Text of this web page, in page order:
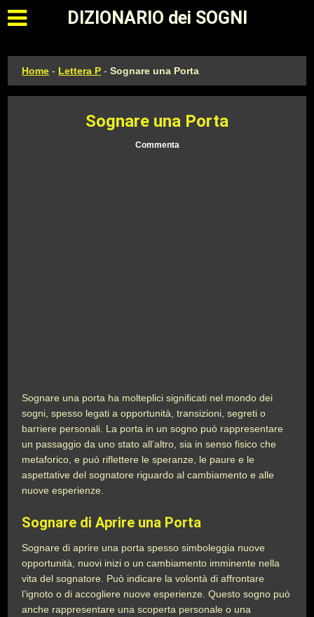
Apri il menu principale
DIZIONARIO dei SOGNI
Home - Lettera P -Sognare una Porta
Sognare una Porta
Commenta
Sognare una porta ha molteplici significati nel mondo dei
sogni, spesso legati a opportunità, transizioni, segreti o
barriere personali. La porta in un sogno può rappresentare
un passaggio da uno stato all’altro, sia in senso fisico che
metaforico, e può riflettere le speranze, le paure e le
aspettative del sognatore riguardo al cambiamento e alle
nuove esperienze.
Sognare di Aprire una Porta
Sognare di aprire una porta spesso simboleggia nuove
opportunità, nuovi inizi o un cambiamento imminente nella
vita del sognatore. Può indicare la volontà di affrontare
l’ignoto o di accogliere nuove esperienze. Questo sogno può
anche rappresentare una scoperta personale o una